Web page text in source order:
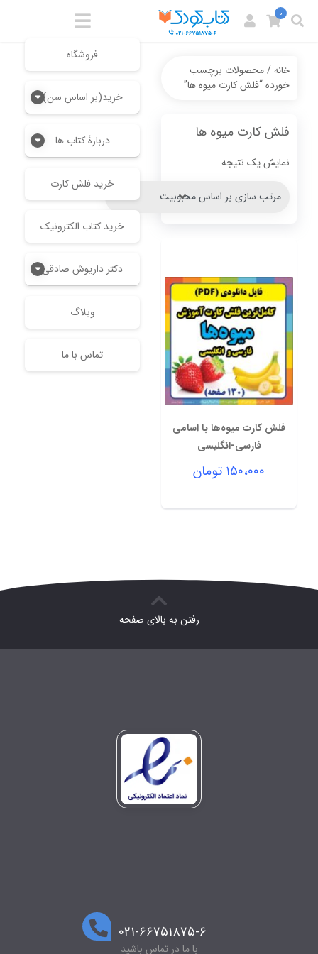
فروشگاه
خرید(بر اساس سن)
دربارۀ کتاب ها
خرید فلش کارت
خرید کتاب الکترونیک
دکتر داریوش صادقی
وبلاگ
تماس با ما
0
خانه/ محصولات برچسب
خورده “فلش کارت میوه ها”
فلش کارت میوه ها
نمایش یک نتیجه
فلش کارت میوه‌ها با اسامی
فارسی-انگلیسی
۱۵۰،۰۰۰ تومان
رفتن به بالای صفحه
۰۲۱-۶۶۷۵۱۸۷۵-۶
با ما در تماس باشید